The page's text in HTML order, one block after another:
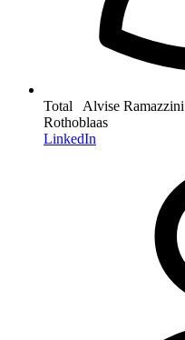
Total Alvise Ramazzini
Rothoblaas
LinkedIn